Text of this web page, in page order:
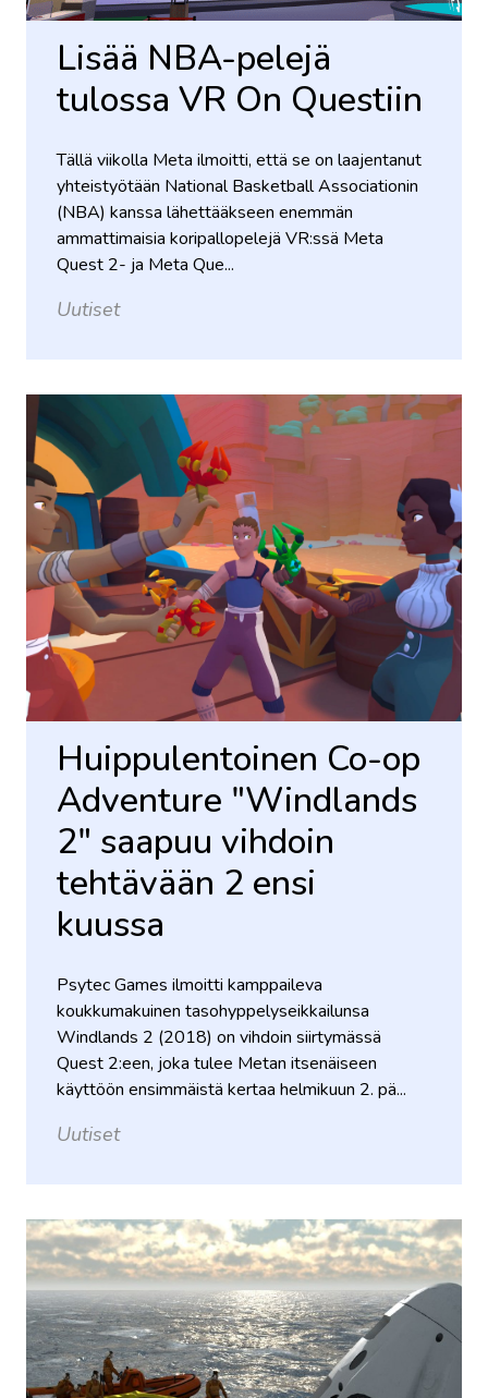
Lisää NBA-pelejä
tulossa VR On Questiin
Tällä viikolla Meta ilmoitti, että se on laajentanut
yhteistyötään National Basketball Associationin
(NBA) kanssa lähettääkseen enemmän
ammattimaisia ​​koripallopelejä VR:ssä Meta
Quest 2- ja Meta Que...
Uutiset
Huippulentoinen Co-op
Adventure "Windlands
2" saapuu vihdoin
tehtävään 2 ensi
kuussa
Psytec Games ilmoitti kamppaileva
koukkumakuinen tasohyppelyseikkailunsa
Windlands 2 (2018) on vihdoin siirtymässä
Quest 2:een, joka tulee Metan itsenäiseen
käyttöön ensimmäistä kertaa helmikuun 2. pä...
Uutiset